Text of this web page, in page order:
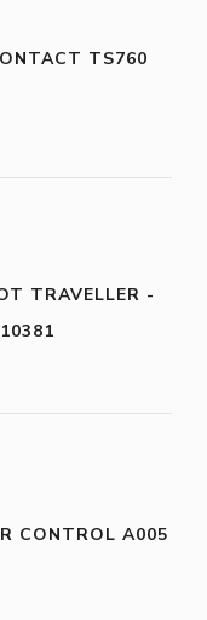
TS760
TRAVELLER -
CONTROL A005